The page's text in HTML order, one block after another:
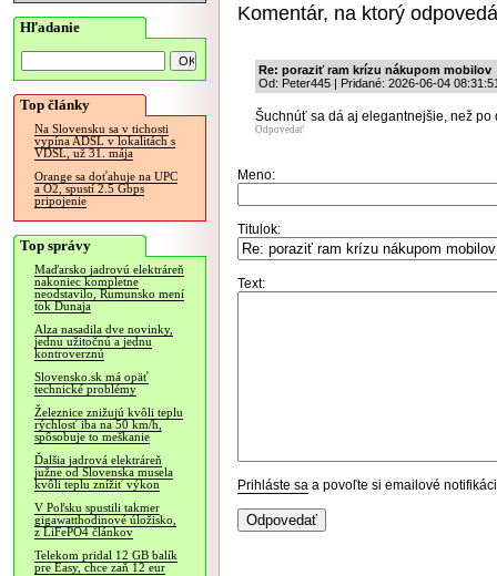
Hľadanie
Top články
Na Slovensku sa v tichosti
vypína ADSL v lokalitách s
VDSL, už 31. mája
Orange sa doťahuje na UPC
a O2, spustí 2.5 Gbps
pripojenie
Top správy
Maďarsko jadrovú elektráreň
nakoniec kompletne
neodstavilo, Rumunsko mení
tok Dunaja
Alza nasadila dve novinky,
jednu užitočnú a jednu
kontroverznú
Slovensko.sk má opäť
technické problémy
Železnice znižujú kvôli teplu
rýchlosť iba na 50 km/h,
spôsobuje to meškanie
Ďalšia jadrová elektráreň
južne od Slovenska musela
kvôli teplu znížiť výkon
V Poľsku spustili takmer
gigawatthodinové úložisko,
z LiFePO4 článkov
Telekom pridal 12 GB balík
pre Easy, chce zaň 12 eur
Komentár, na ktorý
Re: poraziť ram krízu nákupom mobilov
Od: Peter445 | Pridané: 2026-06-04
Šuchnúť sa dá aj elegantnejšie, než po
Odpovedať
Meno:
Titulok:
Text:
Prihláste sa a povoľte si emailové